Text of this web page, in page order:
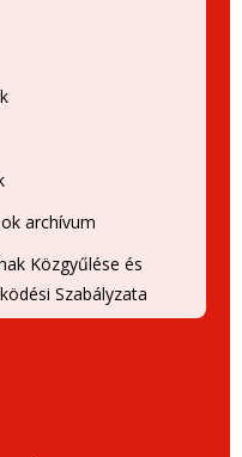
archívum
Közgyűlése és
Szabályzata